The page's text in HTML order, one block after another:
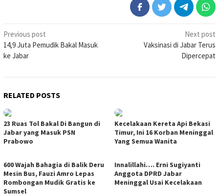
Post
navigation
Previous post
14,9 Juta Pemudik Bakal Masuk
ke Jabar
Next post
Vaksinasi di Jabar Terus
Dipercepat
RELATED POSTS
23 Ruas Tol Bakal Di Bangun di
Jabar yang Masuk PSN
Prabowo
Kecelakaan Kereta Api Bekasi
Timur, Ini 16 Korban Meninggal
Yang Semua Wanita
600 Wajah Bahagia di Balik Deru
Mesin Bus, Fauzi Amro Lepas
Rombongan Mudik Gratis ke
Sumsel
Innalillahi…. Erni Sugiyanti
Anggota DPRD Jabar
Meninggal Usai Kecelakaan